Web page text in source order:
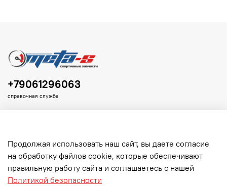
Клиенту
+79061296063
справочная служба
Продолжая использовать наш сайт, вы даете согласие
на обработку файлов cookie, которые обеспечивают
правильную работу сайта и соглашаетесь с нашей
Политикой безопасности